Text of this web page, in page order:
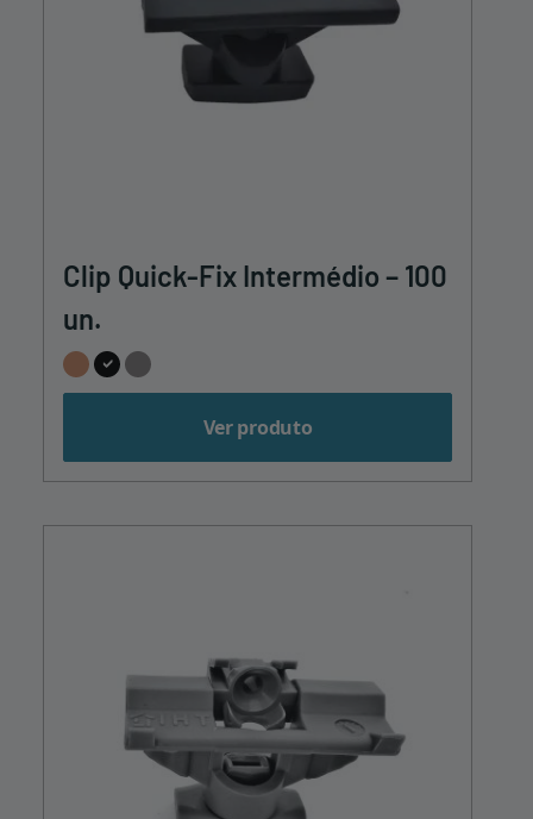
Clip Quick-Fix Intermédio – 100
un.
Ver produto